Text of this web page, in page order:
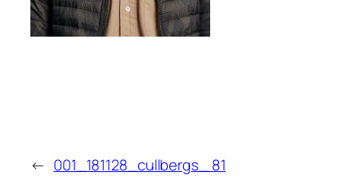
← 001_181128_cullbergs_ 81